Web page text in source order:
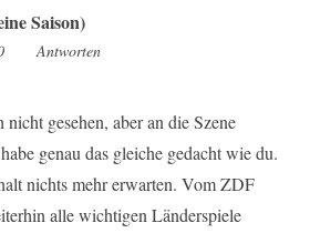
Saison)
15:42
Antworten
gesehen, aber an die Szene
genau das gleiche gedacht wie du.
nichts mehr erwarten. Vom ZDF
alle wichtigen Länderspiele